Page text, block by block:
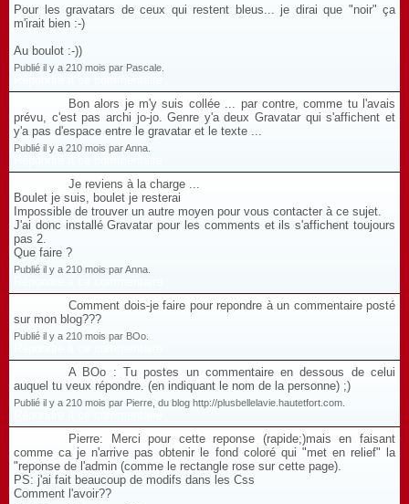
Pour les gravatars de ceux qui restent bleus... je dirai que "noir" ça
m'irait bien :-)
Au boulot :-))
Publié il y a 210 mois par Pascale.
Bon alors je m'y suis collée ... par contre, comme tu l'avais
prévu, c'est pas archi jo-jo. Genre y'a deux Gravatar qui s'affichent et
y'a pas d'espace entre le gravatar et le texte ...
Publié il y a 210 mois par Anna.
Je reviens à la charge ...
Boulet je suis, boulet je resterai
Impossible de trouver un autre moyen pour vous contacter à ce sujet.
J'ai donc installé Gravatar pour les comments et ils s'affichent toujours
pas 2.
Que faire ?
Publié il y a 210 mois par Anna.
Comment dois-je faire pour repondre à un commentaire posté
sur mon blog???
Publié il y a 210 mois par BOo.
A BOo : Tu postes un commentaire en dessous de celui
auquel tu veux répondre. (en indiquant le nom de la personne) ;)
Publié il y a 210 mois par Pierre, du blog http://plusbellelavie.hautetfort.com.
Pierre: Merci pour cette reponse (rapide;)mais en faisant
comme ca je n'arrive pas obtenir le fond coloré qui "met en relief" la
"reponse de l'admin (comme le rectangle rose sur cette page).
PS: j'ai fait beaucoup de modifs dans les Css
Comment l'avoir??